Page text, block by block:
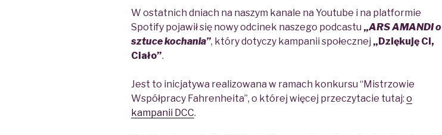
W ostatnich dniach na naszym kanale na Youtube i na platformie
Spotify pojawił się nowy odcinek naszego podcastu „ARS AMANDI o
sztuce kochania”, który dotyczy kampanii społecznej „Dziękuję Ci,
Ciało”.
Jest to inicjatywa realizowana w ramach konkursu “Mistrzowie
Współpracy Fahrenheita”, o której więcej przeczytacie tutaj: o
kampanii DCC.